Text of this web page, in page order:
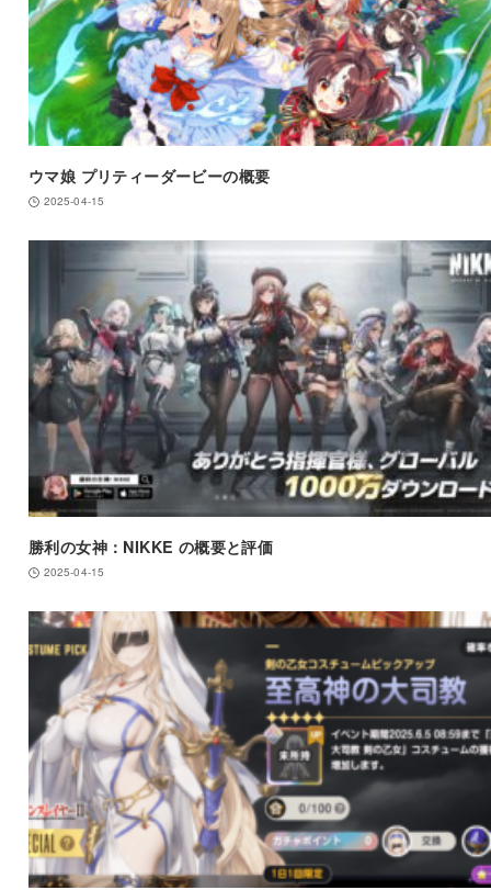
ウマ娘 プリティーダービーの概要
2025-04-15
勝利の女神：NIKKE の概要と評価
2025-04-15